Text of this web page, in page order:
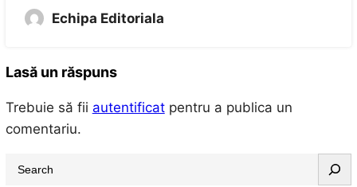
Echipa Editoriala
Lasă un răspuns
Trebuie să fii autentificatpentru a publica un
comentariu.